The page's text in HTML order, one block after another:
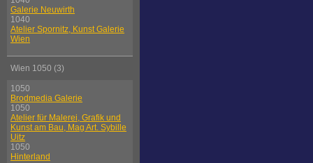
Galerie Neuwirth
1040
Atelier Spornitz, Kunst Galerie
Wien
Wien 1050 (3)
1050
Brodmedia Galerie
1050
Atelier für Malerei, Grafik und
Kunst am Bau, Mag Art. Sybille
Uitz
1050
Hinterland